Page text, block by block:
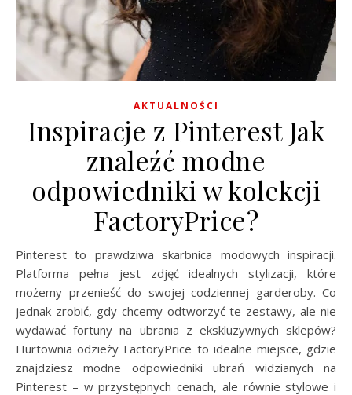
AKTUALNOŚCI
Inspiracje z Pinterest Jak
znaleźć modne
odpowiedniki w kolekcji
FactoryPrice?
Pinterest to prawdziwa skarbnica modowych inspiracji.
Platforma pełna jest zdjęć idealnych stylizacji, które
możemy przenieść do swojej codziennej garderoby. Co
jednak zrobić, gdy chcemy odtworzyć te zestawy, ale nie
wydawać fortuny na ubrania z ekskluzywnych sklepów?
Hurtownia odzieży FactoryPrice to idealne miejsce, gdzie
znajdziesz modne odpowiedniki ubrań widzianych na
Pinterest – w przystępnych cenach, ale równie stylowe i